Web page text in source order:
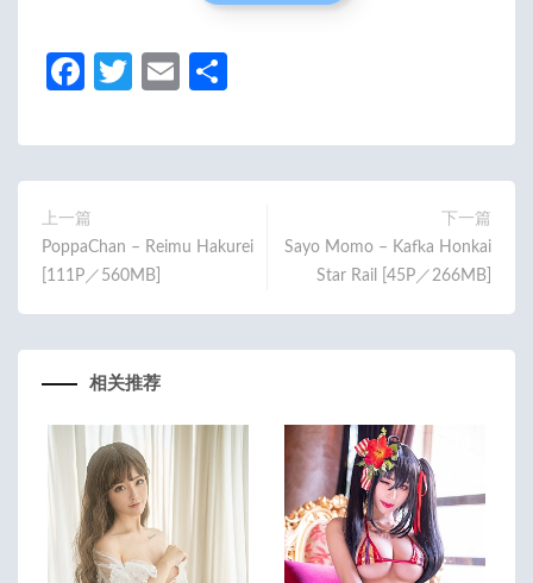
Fa
b
o
o
k
T
itt
er
E
ail
上一篇
PoppaChan – Reimu Hakurei
[111P／560MB]
下一篇
Sayo Momo – Kafka Honkai
Star Rail [45P／266MB]
相关推荐